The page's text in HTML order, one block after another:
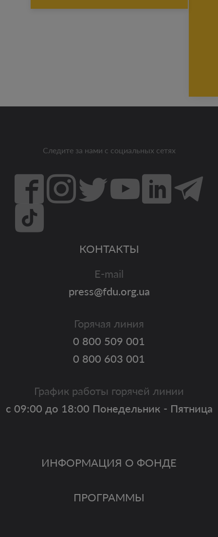
Следите за нами с социальных сетях
ИНФОРМАЦИЯ О ФОНДЕ
ПРОГРАММЫ
КОНТАКТЫ
E-mail
press@fdu.org.ua
Горячая линия
0 800 509 001
0 800 603 001
График работы горячей линии
с 09:00 до 18:00 Понедельник - Пятница